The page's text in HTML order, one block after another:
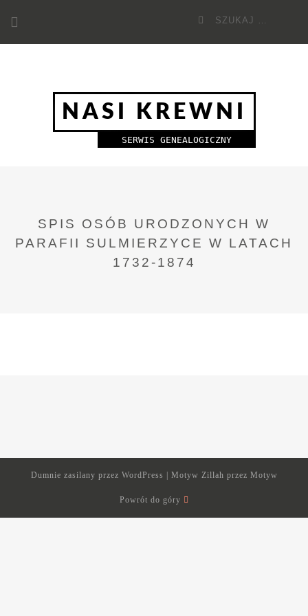
treści
Szukaj
NASI KREWNI
SERWIS GENEALOGICZNY
SPIS OSÓB URODZONYCH W
PARAFII SULMIERZYCE W LATACH
1732-1874
Dumnie zasilany przez WordPress Motyw Zillah przez Motyw
Powrót do góry